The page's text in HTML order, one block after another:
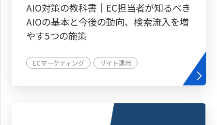
AIO対策の教科書│EC担当者が知るべき
AIOの基本と今後の動向、検索流入を増
やす5つの施策
ECマーケティング サイト運用